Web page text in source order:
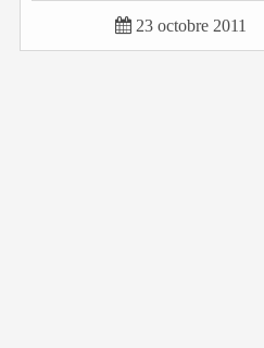
 23 octobre 2011